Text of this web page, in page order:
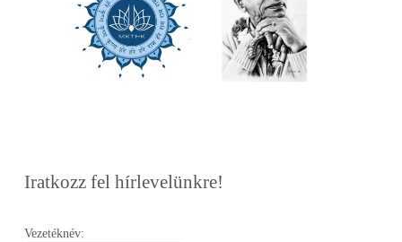
Iratkozz fel hírlevelünkre!
Vezetéknév: